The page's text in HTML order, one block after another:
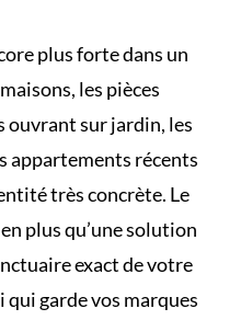
plus forte dans un
les pièces
ouvrant sur jardin, les
appartements récents
très concrète. Le
plus qu’une solution
exact de votre
qui garde vos marques